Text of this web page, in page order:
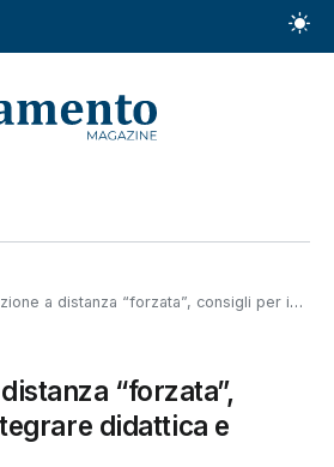
a distanza “forzata”, consigli per integrare didattica e valutazione
“forzata”,
didattica e